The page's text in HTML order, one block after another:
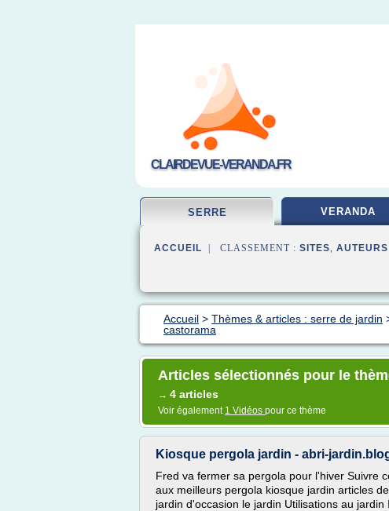
CLAIRDEVUE-VERANDA.FR
SERRE VERANDA
ACCUEIL | CLASSEMENT : SITES,
Accueil > Thèmes & articles : serre de jardin
castorama
Articles sélectionnés pour le
→ 4 articles
Voir également 1 Vidéos pour ce thème
Kiosque pergola jardin - abri-
Fred va fermer sa pergola pour l'hiver Suivre
aux meilleurs pergola kiosque jardin articles
jardin d'occasion le jardin Utilisations au